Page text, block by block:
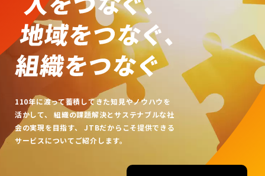
110年に渡って蓄積してきた知見やノウハウを
活かして、
組織の課題解決とサステナブルな社
会の実現を目指す、
JTBだからこそ提供できる
サービスについてご紹介します。